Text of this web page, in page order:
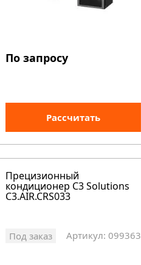
По запросу
Рассчитать
Прецизионный
кондиционер C3 Solutions
C3.AIR.CRS033
Под заказ Артикул: 099363